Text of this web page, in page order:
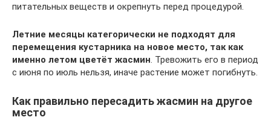
питательных веществ и окрепнуть перед процедурой.
Летние месяцы категорически не подходят для
перемещения кустарника на новое место, так как
именно летом цветёт жасмин . Тревожить его в период
с июня по июль нельзя, иначе растение может погибнуть.
Как правильно пересадить жасмин на другое
место